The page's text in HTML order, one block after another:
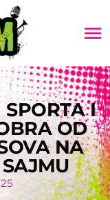
menu
I
OD
NA